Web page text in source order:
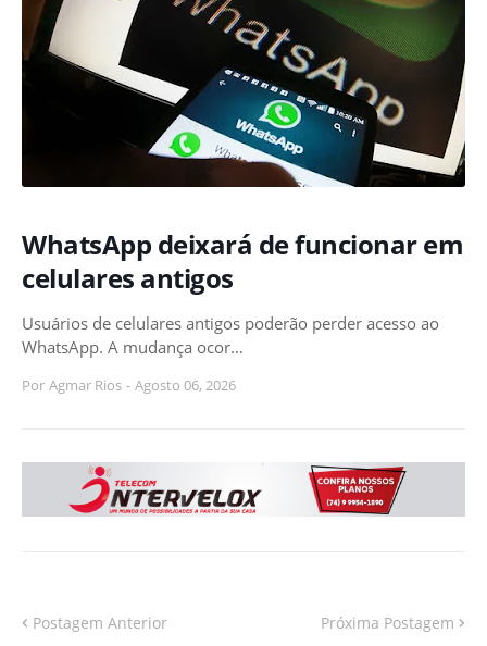
WhatsApp deixará de funcionar em
celulares antigos
Usuários de celulares antigos poderão perder acesso ao
WhatsApp. A mudança ocor…
Por Agmar Rios - Agosto 06, 2026
Postagem Anterior Próxima Postagem